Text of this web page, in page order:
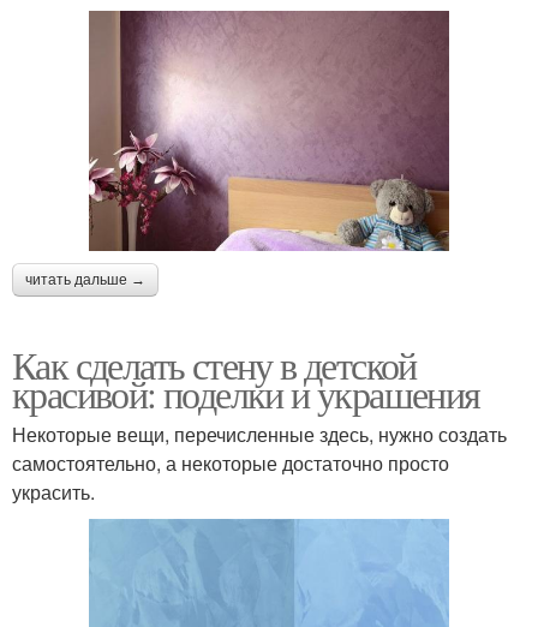
читать дальше →
Как сделать стену в детской
красивой: поделки и украшения
Некоторые вещи, перечисленные здесь, нужно создать
самостоятельно, а некоторые достаточно просто
украсить.